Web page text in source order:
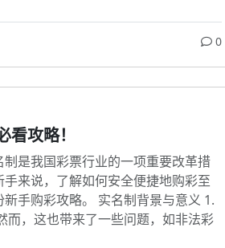
0
攻略！
是我国彩票行业的一项重要改革措
来说，了解如何安全便捷地购彩至
手购彩攻略。 实名制背景与意义 1.
而，这也带来了一些问题，如非法彩